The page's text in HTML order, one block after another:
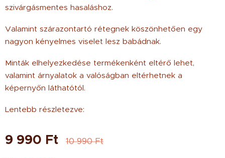
szivárgásmentes hasaláshoz.
Valamint szárazontartó rétegnek köszönhetően egy
nagyon kényelmes viselet lesz babádnak.
Minták elhelyezkedése termékenként eltérő lehet,
valamint árnyalatok a valóságban eltérhetnek a
képernyőn láthatótól.
Lentebb részletezve:
9 990 Ft 10 990Ft